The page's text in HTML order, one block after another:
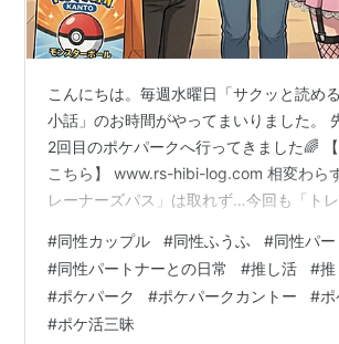
こんにちは。毎週水曜日「サクッと読め
小話」のお時間がやってまいりました。
2回目のポケパークへ行ってきました🌈
こちら】 www.rs-hibi-log.com 相変わら
レーナーズパス」は取れず…今回も「ト
見ることができてたので、初回とはまた
ました。それでも確実にいえることは、
なら、何度きても楽しいということ。 2回
私たちにとってまさに「最前列」回。 【
#同性カップル #同性ふうふ #同性パ
#同性パートナーとの日常 #推し活 #
#ポケパーク #ポケパークカントー #
#ポケ活三昧